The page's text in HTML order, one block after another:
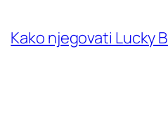
Kako njegovati Lucky